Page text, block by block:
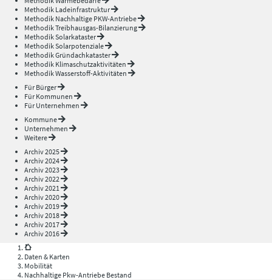
Methodik Ladeinfrastruktur
Methodik Nachhaltige PKW-Antriebe
Methodik Treibhausgas-Bilanzierung
Methodik Solarkataster
Methodik Solarpotenziale
Methodik Gründachkataster
Methodik Klimaschutzaktivitäten
Methodik Wasserstoff-Aktivitäten
Für Bürger
Für Kommunen
Für Unternehmen
Kommune
Unternehmen
Weitere
Archiv 2025
Archiv 2024
Archiv 2023
Archiv 2022
Archiv 2021
Archiv 2020
Archiv 2019
Archiv 2018
Archiv 2017
Archiv 2016
Daten & Karten
Mobilität
Nachhaltige Pkw-Antriebe Bestand